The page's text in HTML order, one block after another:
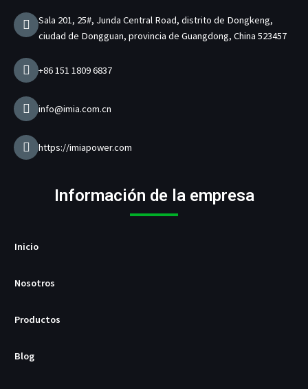
k a
m
n n
t
e
U
S
Sala 201, 25#, Junda Central Road, distrito de Dongkeng,
ciudad de Dongguan, provincia de Guangdong, China 523457
+86 151 1809 6837
info@imia.com.cn
https://imiapower.com
Información de la empresa
Inicio
Nosotros
Productos
Blog